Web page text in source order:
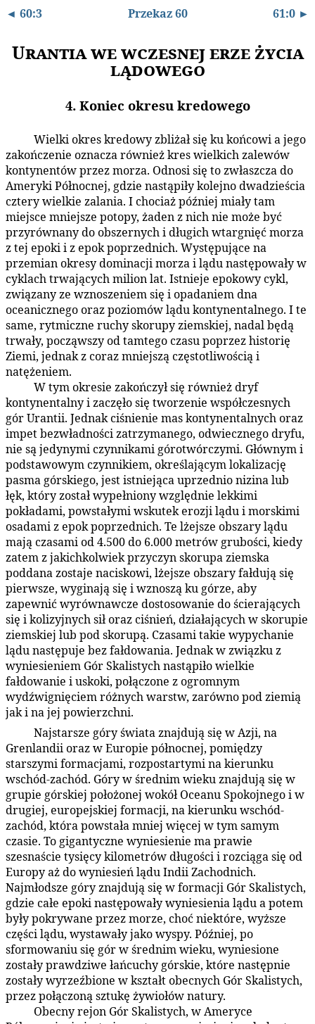
◄ 60:3 Przekaz 60 61:0 ►
Urantia we wczesnej erze życia
lądowego
4. Koniec okresu kredowego
Wielki okres kredowy zbliżał się ku końcowi a jego
zakończenie oznacza również kres wielkich zalewów
kontynentów przez morza. Odnosi się to zwłaszcza do
Ameryki Północnej, gdzie nastąpiły kolejno dwadzieścia
cztery wielkie zalania. I chociaż później miały tam
miejsce mniejsze potopy, żaden z nich nie może być
przyrównany do obszernych i długich wtargnięć morza
z tej epoki i z epok poprzednich. Występujące na
przemian okresy dominacji morza i lądu następowały w
cyklach trwających milion lat. Istnieje epokowy cykl,
związany ze wznoszeniem się i opadaniem dna
oceanicznego oraz poziomów lądu kontynentalnego. I te
same, rytmiczne ruchy skorupy ziemskiej, nadal będą
trwały, począwszy od tamtego czasu poprzez historię
Ziemi, jednak z coraz mniejszą częstotliwością i
natężeniem.
W tym okresie zakończył się również dryf
kontynentalny i zaczęło się tworzenie współczesnych
gór Urantii. Jednak ciśnienie mas kontynentalnych oraz
impet bezwładności zatrzymanego, odwiecznego dryfu,
nie są jedynymi czynnikami górotwórczymi. Głównym i
podstawowym czynnikiem, określającym lokalizację
pasma górskiego, jest istniejąca uprzednio nizina lub
łęk, który został wypełniony względnie lekkimi
pokładami, powstałymi wskutek erozji lądu i morskimi
osadami z epok poprzednich. Te lżejsze obszary lądu
mają czasami od 4.500 do 6.000 metrów grubości, kiedy
zatem z jakichkolwiek przyczyn skorupa ziemska
poddana zostaje naciskowi, lżejsze obszary fałdują się
pierwsze, wyginają się i wznoszą ku górze, aby
zapewnić wyrównawcze dostosowanie do ścierających
się i kolizyjnych sił oraz ciśnień, działających w skorupie
ziemskiej lub pod skorupą. Czasami takie wypychanie
lądu następuje bez fałdowania. Jednak w związku z
wyniesieniem Gór Skalistych nastąpiło wielkie
fałdowanie i uskoki, połączone z ogromnym
wydźwignięciem różnych warstw, zarówno pod ziemią
jak i na jej powierzchni.
Najstarsze góry świata znajdują się w Azji, na
Grenlandii oraz w Europie północnej, pomiędzy
starszymi formacjami, rozpostartymi na kierunku
wschód-zachód. Góry w średnim wieku znajdują się w
grupie górskiej położonej wokół Oceanu Spokojnego i w
drugiej, europejskiej formacji, na kierunku wschód-
zachód, która powstała mniej więcej w tym samym
czasie. To gigantyczne wyniesienie ma prawie
szesnaście tysięcy kilometrów długości i rozciąga się od
Europy aż do wyniesień lądu Indii Zachodnich.
Najmłodsze góry znajdują się w formacji Gór Skalistych,
gdzie całe epoki następowały wyniesienia lądu a potem
były pokrywane przez morze, choć niektóre, wyższe
części lądu, wystawały jako wyspy. Później, po
sformowaniu się gór w średnim wieku, wyniesione
zostały prawdziwe łańcuchy górskie, które następnie
zostały wyrzeźbione w kształt obecnych Gór Skalistych,
przez połączoną sztukę żywiołów natury.
Obecny rejon Gór Skalistych, w Ameryce